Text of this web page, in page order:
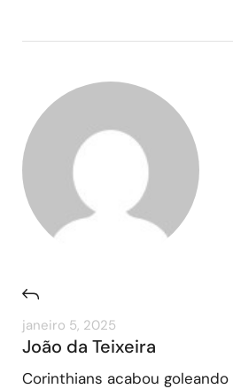
janeiro 5, 2025
João da Teixeira
Corinthians acabou goleando